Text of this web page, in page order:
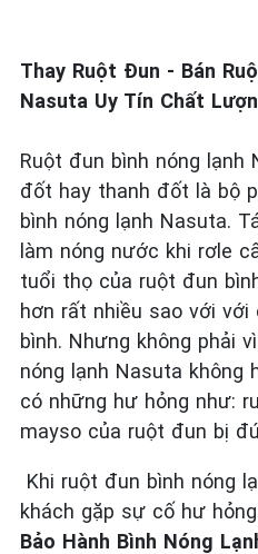
Thay Ruột Đun - Bán
Nasuta Uy Tín Chất
Ruột đun bình nóng lạnh
đốt hay thanh đốt là bộ
bình nóng lạnh Nasuta.
làm nóng nước khi rơle
tuổi thọ của ruột đun
hơn rất nhiều sao với với
bình. Nhưng không phải
nóng lạnh Nasuta không
có những hư hỏng như:
mayso của ruột đun bị
Khi ruột đun bình nóng
khách gặp sự cố hư
Bảo Hành Bình Nóng